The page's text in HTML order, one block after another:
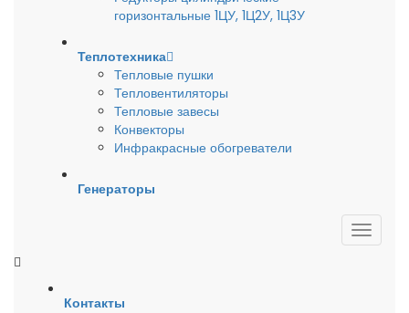
горизонтальные 1ЦУ, 1Ц2У, 1Ц3У
Теплотехника
Тепловые пушки
Тепловентиляторы
Тепловые завесы
Конвекторы
Инфракрасные обогреватели
Генераторы
Контакты